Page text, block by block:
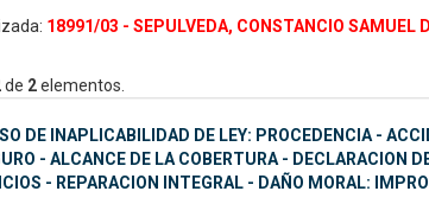
18991/03 - SEPULVEDA, CONSTANCIO SAMUEL
de 2elementos.
DE INAPLICABILIDAD DE LEY: PROCEDENCIA -
- ALCANCE DE LA COBERTURA -
- REPARACION INTEGRAL - DAÑO MORAL: